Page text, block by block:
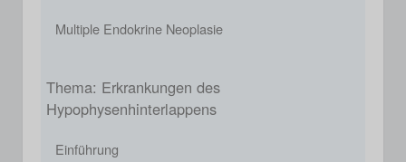
Multiple Endokrine Neoplasie
Thema: Erkrankungen des
Hypophysenhinterlappens
Einführung